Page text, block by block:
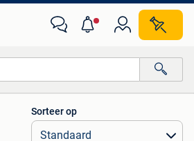
Alle afstanden…
Sorteer op